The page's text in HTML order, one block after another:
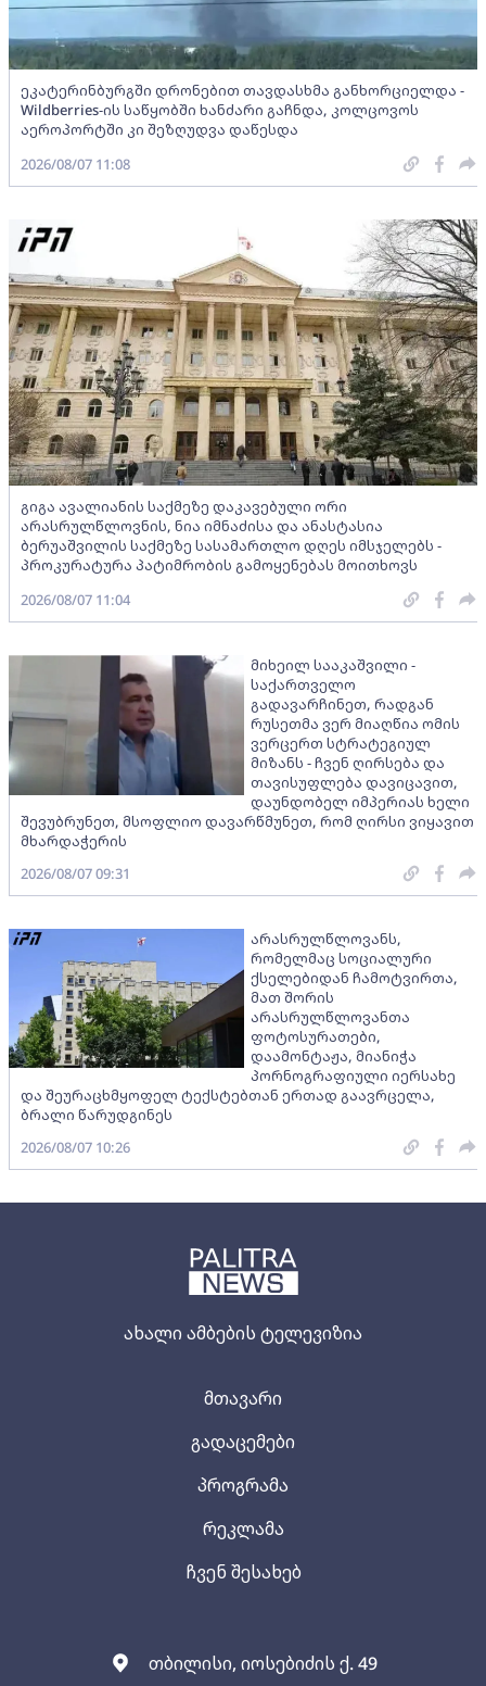
ახალი ამბების ტელევიზია
თბილისი, იოსებიძის ქ. 49
მთავარი
გადაცემები
პროგრამა
რეკლამა
ჩვენ შესახებ
ეკატერინბურგში დრონებით თავდასხმა განხორციელდა -
Wildberries-ის საწყობში ხანძარი გაჩნდა, კოლცოვოს
აეროპორტში კი შეზღუდვა დაწესდა
2026/08/07 11:08
გიგა ავალიანის საქმეზე დაკავებული ორი
არასრულწლოვნის, ნია იმნაძისა და ანასტასია
ბერუაშვილის საქმეზე სასამართლო დღეს იმსჯელებს -
პროკურატურა პატიმრობის გამოყენებას მოითხოვს
2026/08/07 11:04
მიხეილ სააკაშვილი -
საქართველო
გადავარჩინეთ, რადგან
რუსეთმა ვერ მიაღწია ომის
ვერცერთ სტრატეგიულ
მიზანს - ჩვენ ღირსება და
თავისუფლება დავიცავით,
დაუნდობელ იმპერიას ხელი
შევუბრუნეთ, მსოფლიო დავარწმუნეთ, რომ ღირსი ვიყავით
მხარდაჭერის
2026/08/07 09:31
არასრულწლოვანს,
რომელმაც სოციალური
ქსელებიდან ჩამოტვირთა,
მათ შორის
არასრულწლოვანთა
ფოტოსურათები,
დაამონტაჟა, მიანიჭა
პორნოგრაფიული იერსახე
და შეურაცხმყოფელ ტექსტებთან ერთად გაავრცელა,
ბრალი წარუდგინეს
2026/08/07 10:26